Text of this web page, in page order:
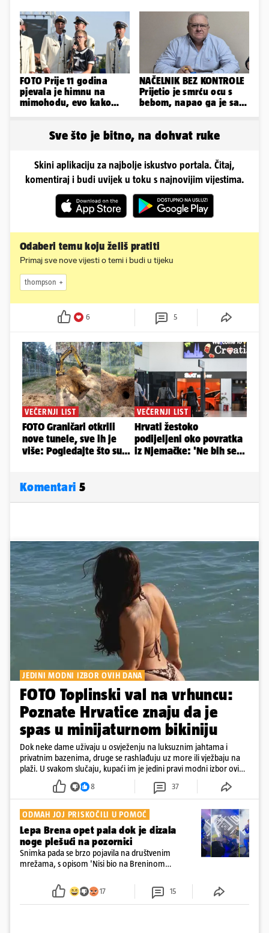
FOTO Prije 11 godina
pjevala je himnu na
mimohodu, evo kako
NAČELNIK BEZ KONTROLE
Prijetio je smrću ocu s
bebom, napao ga je sa
Sve što je bitno, na dohvat ruke
Skini aplikaciju za najbolje iskustvo portala. Čitaj,
komentiraj i budi uvijek u toku s najnovijim vijestima.
Odaberi temu koju želiš pratiti
Primaj sve nove vijesti o temi i budi u tijeku
thompson
6 5
Komentari 5
JEDINI MODNI IZBOR OVIH DANA
FOTO Toplinski val na vrhuncu:
Poznate Hrvatice znaju da je
spas u minijaturnom bikiniju
Dok neke dame uživaju u osvježenju na luksuznim jahtama i
privatnim bazenima, druge se rashlađuju uz more ili vježbaju na
plaži. U svakom slučaju, kupaći im je jedini pravi modni izbor ovih
8 37
ODMAH JOJ PRISKOČILI U POMOĆ
Lepa Brena opet pala dok je dizala
noge plešući na pozornici
Snimka pada se brzo pojavila na društvenim
mrežama, s opisom 'Nisi bio na Breninom
Srećom, pjevačica se nije ozlijedila nego je s
osmijehom nastavila pjevati
17 15